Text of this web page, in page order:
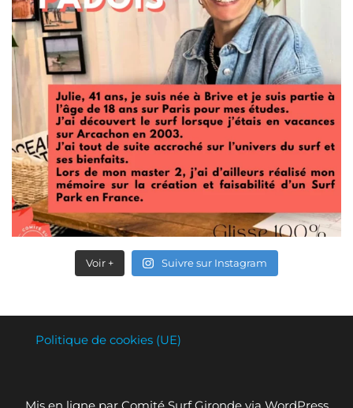
Voir + Suivre sur Instagram
Politique de cookies (UE)